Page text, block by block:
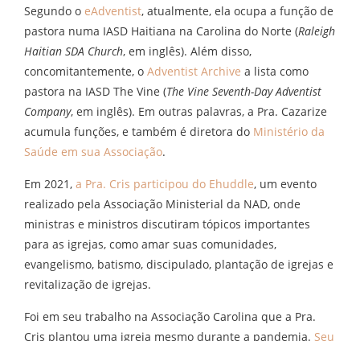
Segundo o eAdventist, atualmente, ela ocupa a função de
pastora numa IASD Haitiana na Carolina do Norte (Raleigh
Haitian SDA Church, em inglês). Além disso,
concomitantemente, o Adventist Archive a lista como
pastora na IASD The Vine (The Vine Seventh-Day Adventist
Company, em inglês). Em outras palavras, a Pra. Cazarize
acumula funções, e também é diretora do Ministério da
Saúde em sua Associação.
Em 2021, a Pra. Cris participou do Ehuddle, um evento
realizado pela Associação Ministerial da NAD, onde
ministras e ministros discutiram tópicos importantes
para as igrejas, como amar suas comunidades,
evangelismo, batismo, discipulado, plantação de igrejas e
revitalização de igrejas.
Foi em seu trabalho na Associação Carolina que a Pra.
Cris plantou uma igreja mesmo durante a pandemia. Seu